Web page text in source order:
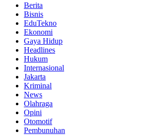
Berita
Bisnis
EduTekno
Ekonomi
Gaya Hidup
Headlines
Hukum
Internasional
Jakarta
Kriminal
News
Olahraga
Opini
Otomotif
Pembunuhan